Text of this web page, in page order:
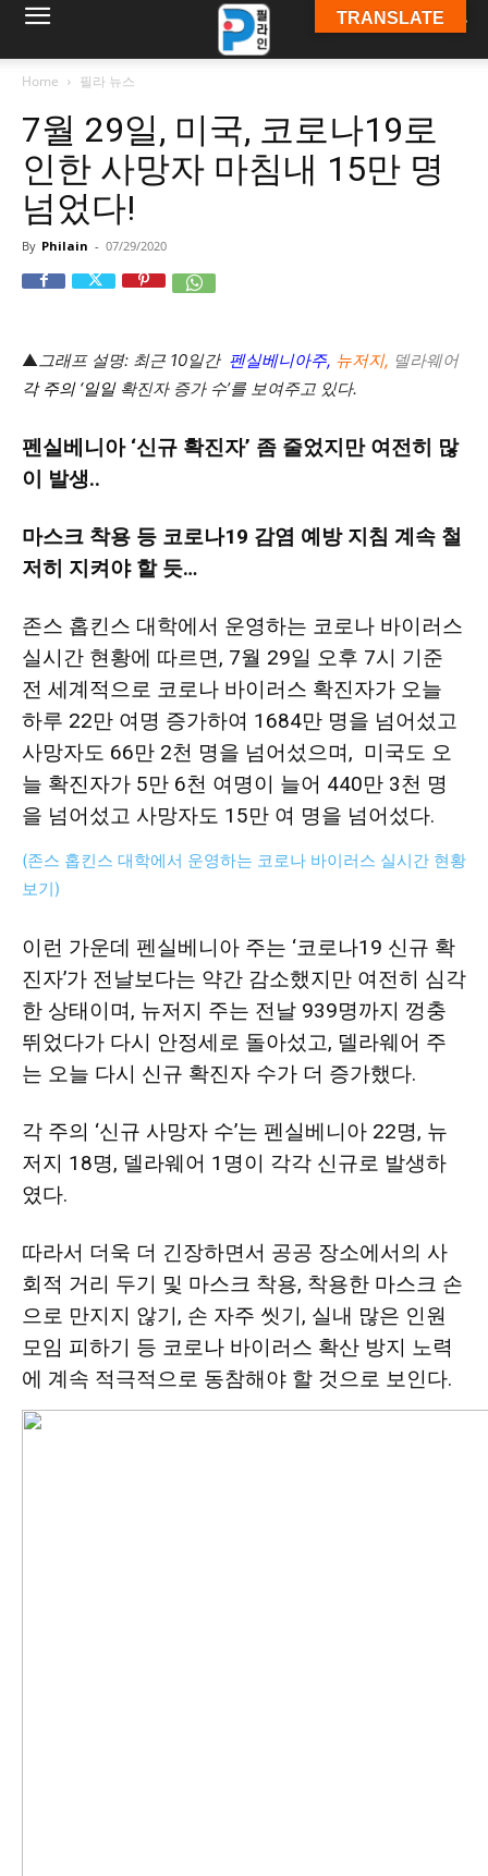
(PA/NJ/DE)
Home 필라 뉴스
7월 29일, 미국, 코로나19로
인한 사망자 마침내 15만 명
넘었다!
By Philain - 07/29/2020
▲그래프 설명: 최근 10일간 펜실베니아주, 뉴저지, 델라웨어
각 주의 ‘일일확진자 증가 수’를 보여주고 있다.
펜실베니아 ‘신규 확진자’ 좀 줄었지만 여전히 많
이 발생..
마스크 착용 등 코로나19 감염 예방 지침 계속 철
저히 지켜야 할 듯…
존스 홉킨스 대학에서 운영하는 코로나 바이러스
실시간 현황에 따르면, 7월 29일 오후 7시 기준
전 세계적으로 코로나 바이러스 확진자가 오늘
하루 22만 여명 증가하여 1684만 명을 넘어섰고
사망자도 66만 2천 명을 넘어섰으며, 미국도 오
늘 확진자가 5만 6천 여명이 늘어 440만 3천 명
을 넘어섰고 사망자도 15만 여 명을 넘어섰다.
(존스 홉킨스 대학에서 운영하는 코로나 바이러스 실시간 현황
보기)
이런 가운데 펜실베니아 주는 ‘코로나19 신규 확
진자’가 전날보다는 약간 감소했지만 여전히 심각
한 상태이며, 뉴저지 주는 전날 939명까지 껑충
뛰었다가 다시 안정세로 돌아섰고, 델라웨어 주
는 오늘 다시 신규 확진자 수가 더 증가했다.
각 주의 ‘신규 사망자 수’는 펜실베니아 22명, 뉴
저지 18명, 델라웨어 1명이 각각 신규로 발생하
였다.
따라서 더욱 더 긴장하면서 공공 장소에서의 사
회적 거리 두기 및 마스크 착용, 착용한 마스크 손
으로 만지지 않기, 손 자주 씻기, 실내 많은 인원
모임 피하기 등 코로나 바이러스 확산 방지 노력
에 계속 적극적으로 동참해야 할 것으로 보인다.
TRANSLATE